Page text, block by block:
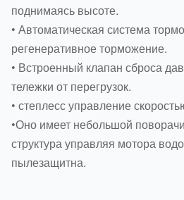
поднимаясь высоте.
• Автоматическая система
регенеративное торможение.
• Встроенный клапан сброса
тележки от перегрузок.
• степлесс управление
•Оно имеет небольшой
структура управляя мотора
пылезащитна.